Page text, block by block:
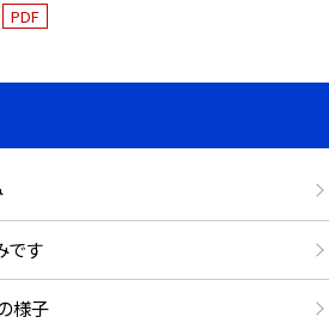
PDF
です
様子